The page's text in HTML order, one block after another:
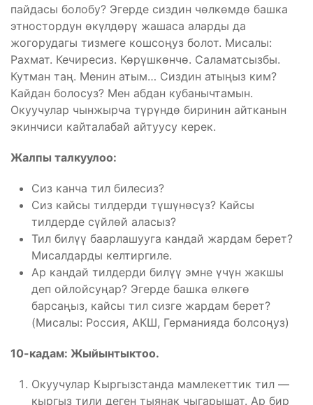
пайдасы болобу? Эгерде сиздин чөлкөмдө башка
этностордун өкүлдөрү жашаса аларды да
жогорудагы тизмеге кошсоңуз болот. Мисалы:
Рахмат. Кечиресиз. Көрүшкөнчө. Саламатсызбы.
Кутман таң. Менин атым… Сиздин атыңыз ким?
Кайдан болосуз? Мен абдан кубанычтамын.
Окуучулар чынжырча түрүндө биринин айтканын
экинчиси кайталабай айтуусу керек.
Жалпы талкуулоо:
Сиз канча тил билесиз?
Сиз кайсы тилдерди түшүнөсүз? Кайсы
тилдерде сүйлөй аласыз?
Тил билүү баарлашууга кандай жардам берет?
Мисалдарды келтиргиле.
Ар кандай тилдерди билүү эмне үчүн жакшы
деп ойлойсуңар? Эгерде башка өлкөгө
барсаңыз, кайсы тил сизге жардам берет?
(Мисалы: Россия, АКШ, Германияда болсоңуз)
10-кадам: Жыйынтыктоо.
Окуучулар Кыргызстанда мамлекеттик тил —
кыргыз тили деген тыянак чыгарышат. Ар бир